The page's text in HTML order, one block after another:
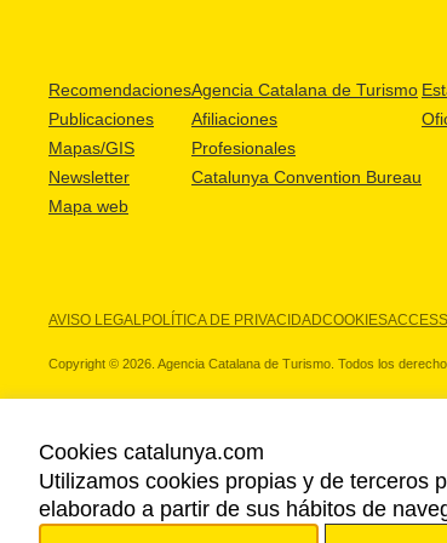
Recomendaciones
Publicaciones
Mapas/GIS
Newsletter
Mapa web
Agencia Catalana de Turismo
Afiliaciones
Profesionales
Catalunya Convention Bureau
AVISO LEGALPOLÍTICA DE PRIVACIDADCOOKIES
Copyright © 2026. Agencia Catalana de Turismo. Todos los
NUESTROS PARTNERS
Cookies catalunya.com
Utilizamos cookies propias y de terceros
elaborado a partir de sus hábitos de